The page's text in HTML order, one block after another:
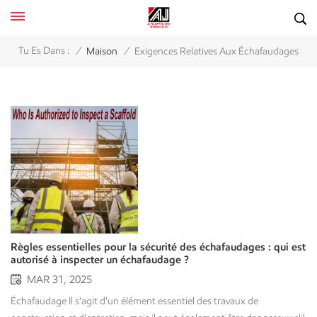
Tu Es Dans : / Maison / Exigences Relatives Aux Échafaudages
Règles essentielles pour la sécurité des échafaudages : qui est
autorisé à inspecter un échafaudage ?
MAR 31, 2025
Échafaudage Il s'agit d'un élément essentiel des travaux de